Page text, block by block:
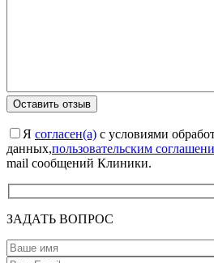
Я согласен(а) с условиями
данных,пользовательским
mail сообщений Клиники.
ЗАДАТЬ ВОПРОС